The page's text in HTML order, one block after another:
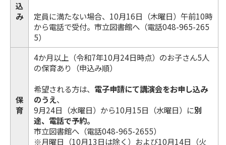
込
み
定員に満たない場合、10月16日（木曜日）午前10時
から電話で受付。市立図書館へ（電話048-965-265
5）
保
育
4か月以上（令和7年10月24日時点）のお子さん5人
の保育あり（申込み順）
希望される方は、 電子申請にて講演会をお申し込み
のうえ、
9月24日（水曜日）から10月15日（水曜日）に別
途、電話で予約。
市立図書館へ（電話048-965-2655）
※月曜日（10月13日は除く）および10月14日（火